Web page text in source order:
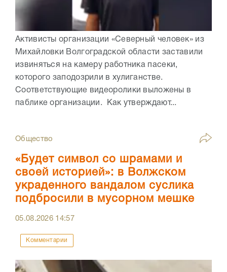
Активисты организации «Северный человек» из
Михайловки Волгоградской области заставили
извиняться на камеру работника пасеки,
которого заподозрили в хулиганстве.
Соответствующие видеоролики выложены в
паблике организации. Как утверждают...
Общество
«Будет символ со шрамами и
своей историей»: в Волжском
украденного вандалом суслика
подбросили в мусорном мешке
05.08.2026 14:57
Комментарии